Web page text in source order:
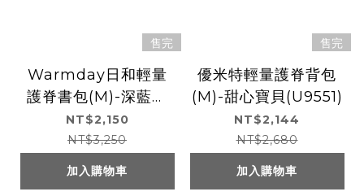
售完
Warmday日和輕量
護脊書包(M)-深藍組
合(U9535)
NT$2,150
NT$3,250
加入購物車
售完
優米特輕量護脊背包
(M)-甜心寶貝(U9551)
NT$2,144
NT$2,680
加入購物車